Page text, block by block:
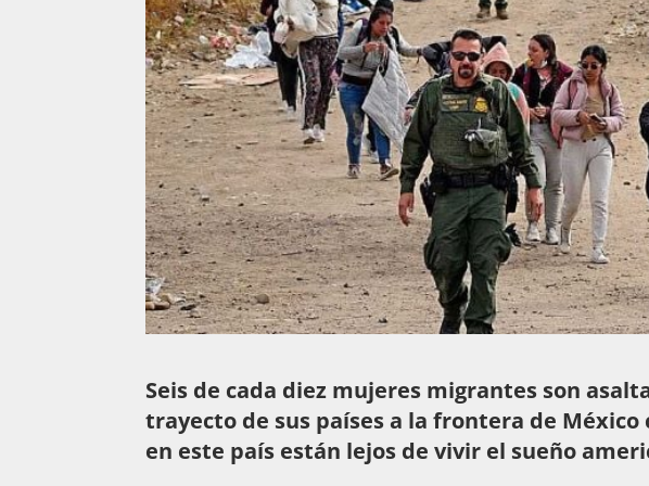
Seis de cada diez mujeres migrantes son
trayecto de sus países a la frontera de México
en este país están lejos de vivir el sueño